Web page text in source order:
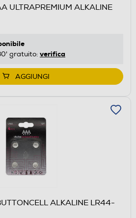
ULTRAPREMIUM ALKALINE
gratuito: verifica
AGGIUNGI
ALKALINE LR44-